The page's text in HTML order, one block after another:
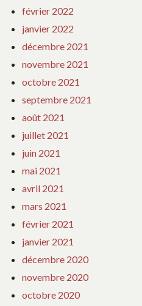
février 2022
janvier 2022
décembre 2021
novembre 2021
octobre 2021
septembre 2021
août 2021
juillet 2021
juin 2021
mai 2021
avril 2021
mars 2021
février 2021
janvier 2021
décembre 2020
novembre 2020
octobre 2020